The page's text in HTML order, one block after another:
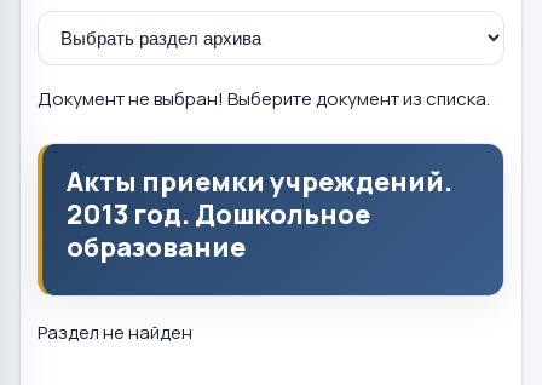
Документ не выбран! Выберите документ из списка.
Акты приемки учреждений.
2013 год. Дошкольное
образование
Раздел не найден